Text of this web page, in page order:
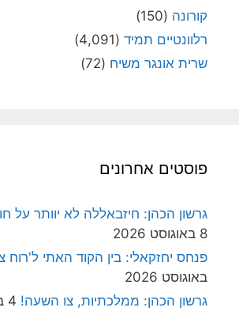
קורונה (150)
רלוונטיים תמיד (4,091)
שרית אונגר משיח (72)
פוסטים אחרונים
גרשון הכהן: חיזבאללה לא יוותר על
8 באוגוסט 2026
פנחס יחזקאלי: בין הקוד האתי ל'רוח
באוגוסט 2026
גרשון הכהן: ממלכתיות, צו השעה! 4 באוגוסט 2026